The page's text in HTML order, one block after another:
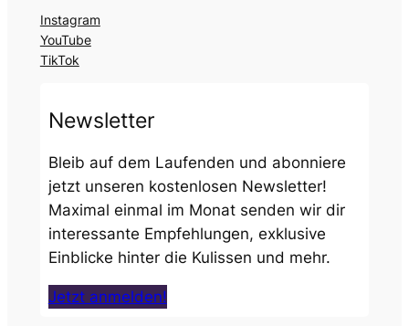
Instagram
YouTube
TikTok
Newsletter
Bleib auf dem Laufenden und abonniere
jetzt unseren kostenlosen Newsletter!
Maximal einmal im Monat senden wir dir
interessante Empfehlungen, exklusive
Einblicke hinter die Kulissen und mehr.
Jetzt anmelden!